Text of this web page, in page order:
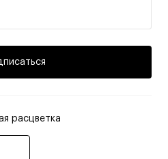
расцветка